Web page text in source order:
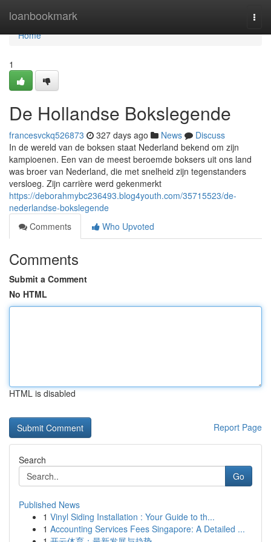
loanbookmark
Home
Home
1
De Hollandse Bokslegende
francesvckq526873 327 days ago News
Discuss
In de wereld van de boksen staat Nederland bekend om zijn
kampioenen. Een van de meest beroemde boksers uit ons land
was broer van Nederland, die met snelheid zijn tegenstanders
versloeg. Zijn carrière werd gekenmerkt
https://deborahmybc236493.blog4youth.com/35715523/de-
nederlandse-bokslegende
Comments
Who Upvoted
Comments
Submit a Comment
No HTML
HTML is disabled
Report Page
Search
Go
Published News
1 Vinyl Siding Installation : Your Guide to th...
1 Accounting Services Fees Singapore: A Detailed ...